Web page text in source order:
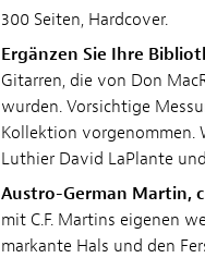
300 Seiten, Hardcover.
Ergänzen Sie Ihre
Gitarren, die von Don
wurden. Vorsichtige
Kollektion
Luthier David LaPlante
Austro-German Martin,
mit C.F. Martins eigenen
markante Hals und den